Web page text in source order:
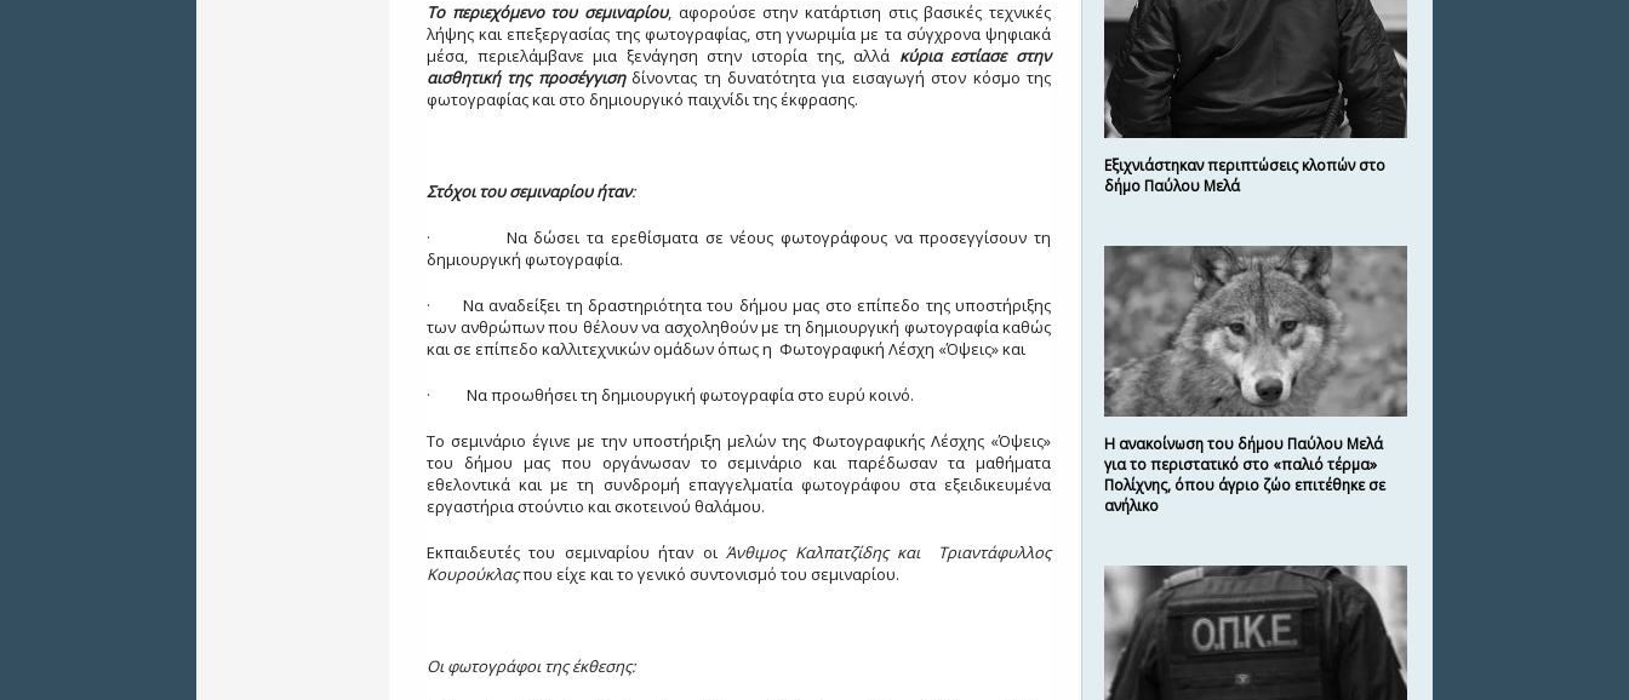
Το περιεχόμενο του σεμιναρίου, αφορούσε στην κατάρτιση στις βασικές τεχνικές
λήψης και επεξεργασίας της φωτογραφίας, στη γνωριμία με τα σύγχρονα ψηφιακά
μέσα, περιελάμβανε μια ξενάγηση στην ιστορία της, αλλά κύρια εστίασε στην
αισθητική της προσέγγισηδίνοντας τη δυνατότητα για εισαγωγή στον κόσμο της
φωτογραφίας και στο δημιουργικό παιχνίδι της έκφρασης.
Στόχοι του σεμιναρίου ήταν:
·
Να δώσει τα ερεθίσματα σε νέους φωτογράφους να προσεγγίσουν τη
δημιουργική φωτογραφία.
·
Να αναδείξει τη δραστηριότητα του δήμου μας στο επίπεδο της υποστήριξης
των ανθρώπων που θέλουν να ασχοληθούν με τη δημιουργική φωτογραφία καθώς
και σε επίπεδο καλλιτεχνικών ομάδων όπως η Φωτογραφική Λέσχη «Όψεις» και
· Να προωθήσει τη δημιουργική φωτογραφία στο ευρύ κοινό.
Το σεμινάριο έγινε με την υποστήριξη μελών της Φωτογραφικής Λέσχης «Όψεις»
του δήμου μας που οργάνωσαν το σεμινάριο και παρέδωσαν τα μαθήματα
εθελοντικά και με τη συνδρομή επαγγελματία φωτογράφου στα εξειδικευμένα
εργαστήρια στούντιο και σκοτεινού θαλάμου.
Εκπαιδευτές του σεμιναρίου ήταν οιΆνθιμος Καλπατζίδης και Τριαντάφυλλος
Κουρούκλαςπου είχε και το γενικό συντονισμό του σεμιναρίου.
Οι φωτογράφοι της έκθεσης:
Εξιχνιάστηκαν περιπτώσεις κλοπών στο
δήμο Παύλου Μελά
Η ανακοίνωση του δήμου Παύλου Μελά
για το περιστατικό στο «παλιό τέρμα»
Πολίχνης, όπου άγριο ζώο επιτέθηκε σε
ανήλικο